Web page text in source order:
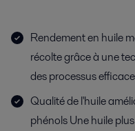
Rendement en huile
récolte grâce à une
des processus
Qualité de l'huile
phénols Une huile